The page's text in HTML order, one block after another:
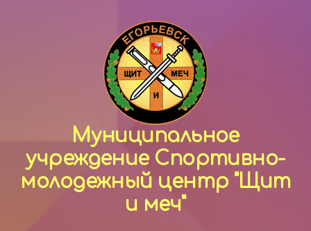
Муниципальное
учреждение Спортивно-
молодежный центр "Щит
и меч"